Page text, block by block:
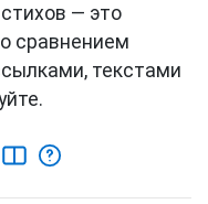
— это
сравнением
текстами